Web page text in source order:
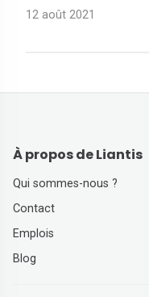
12 août 2021
À propos de Liantis
Qui sommes-nous ?
Contact
Emplois
Blog